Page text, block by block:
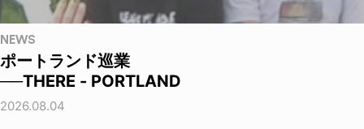
NEWS
ポートランド巡業
──THERE - PORTLAND
2026.08.04